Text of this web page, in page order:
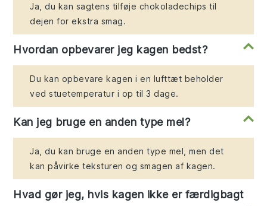
Ja, du kan sagtens tilføje chokoladechips til
dejen for ekstra smag.
Hvordan opbevarer jeg kagen bedst?
Du kan opbevare kagen i en lufttæt beholder
ved stuetemperatur i op til 3 dage.
Kan jeg bruge en anden type mel?
Ja, du kan bruge en anden type mel, men det
kan påvirke teksturen og smagen af kagen.
Hvad gør jeg, hvis kagen ikke er færdigbagt